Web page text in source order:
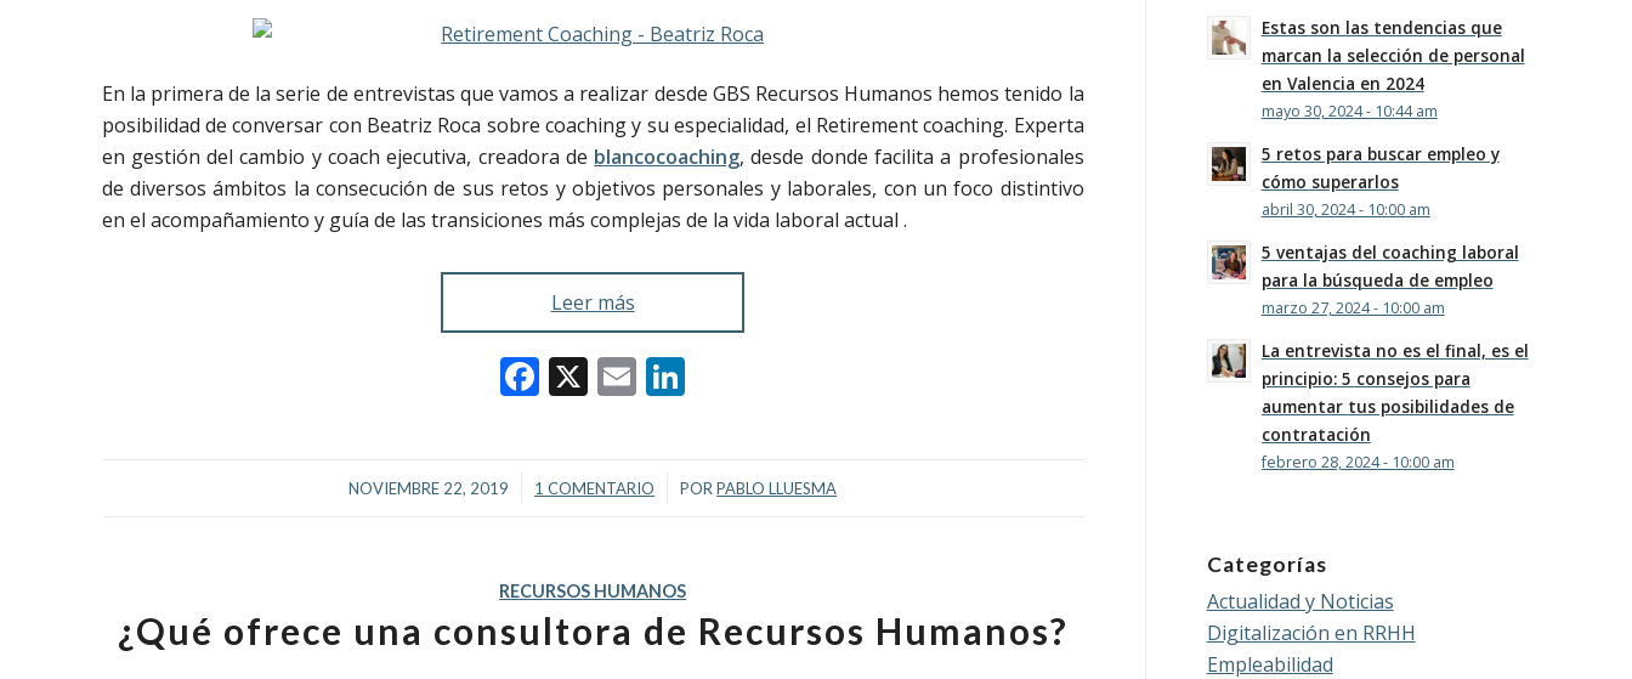
En la primera de la serie de entrevistas que vamos a realizar desde GBS Recursos Humanos hemos tenido la
posibilidad de conversar con Beatriz Roca sobre coaching y su especialidad, el Retirement coaching. Experta
en gestión del cambio y coach ejecutiva, creadora de blancocoaching, desde donde facilita a profesionales
de diversos ámbitos la consecución de sus retos y objetivos personales y laborales, con un foco distintivo
en el acompañamiento y guía de las transiciones más complejas de la vida laboral actual .
Leer más
Facebook
X Email
NOVIEMBRE 22, 2019
/ 1 COMENTARIO
/ PORPABLO LLUESMA
RECURSOS HUMANOS
¿Qué ofrece una consultora de Recursos Humanos?
Estas son las tendencias que
marcan la selección de personal
en Valencia en 2024
mayo 30, 2024 - 10:44 am
5 retos para buscar empleo y
cómo superarlos
abril 30, 2024 - 10:00 am
5 ventajas del coaching laboral
para la búsqueda de empleo
marzo 27, 2024 - 10:00 am
La entrevista no es el final, es el
principio: 5 consejos para
aumentar tus posibilidades de
contratación
febrero 28, 2024 - 10:00 am
Categorías
Actualidad y Noticias
Digitalización en RRHH
Empleabilidad